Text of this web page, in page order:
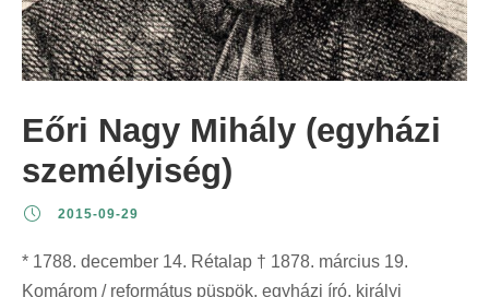
Eőri Nagy Mihály (egyházi
személyiség)
2015-09-29
* 1788. december 14. Rétalap † 1878. március 19.
Komárom / református püspök, egyházi író, királyi